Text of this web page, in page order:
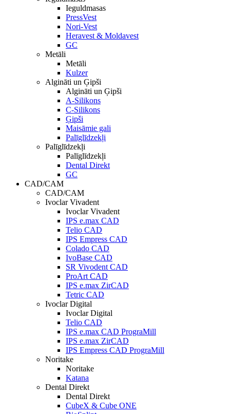
Ieguldmasas
PressVest
Nori-Vest
Heravest & Moldavest
GC
Metāli
Metāli
Kulzer
Algināti un Ģipši
Algināti un Ģipši
A-Silikons
C-Silikons
Ģipši
Maisāmie gali
Palīglīdzekļi
Palīglīdzekļi
Palīglīdzekļi
Dental Direkt
GC
CAD/CAM
CAD/CAM
Ivoclar Vivadent
Ivoclar Vivadent
IPS e.max CAD
Telio CAD
IPS Empress CAD
Colado CAD
IvoBase CAD
SR Vivodent CAD
ProArt CAD
IPS e.max ZirCAD
Tetric CAD
Ivoclar Digital
Ivoclar Digital
Telio CAD
IPS e.max CAD PrograMill
IPS e.max ZirCAD
IPS Empress CAD PrograMill
Noritake
Noritake
Katana
Dental Direkt
Dental Direkt
CubeX & Cube ONE